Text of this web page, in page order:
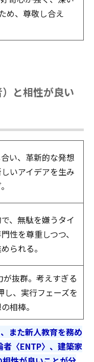
め、尊敬し合え
と相性が良い
い、革新的な発想
いアイデアを生み
、無駄を嫌うタイ
性を尊重しつつ、
られる。
抜群。考えすぎる
し、実行フェーズを
相棒。
また新人教育を務め
〈ENTP〉、建築家